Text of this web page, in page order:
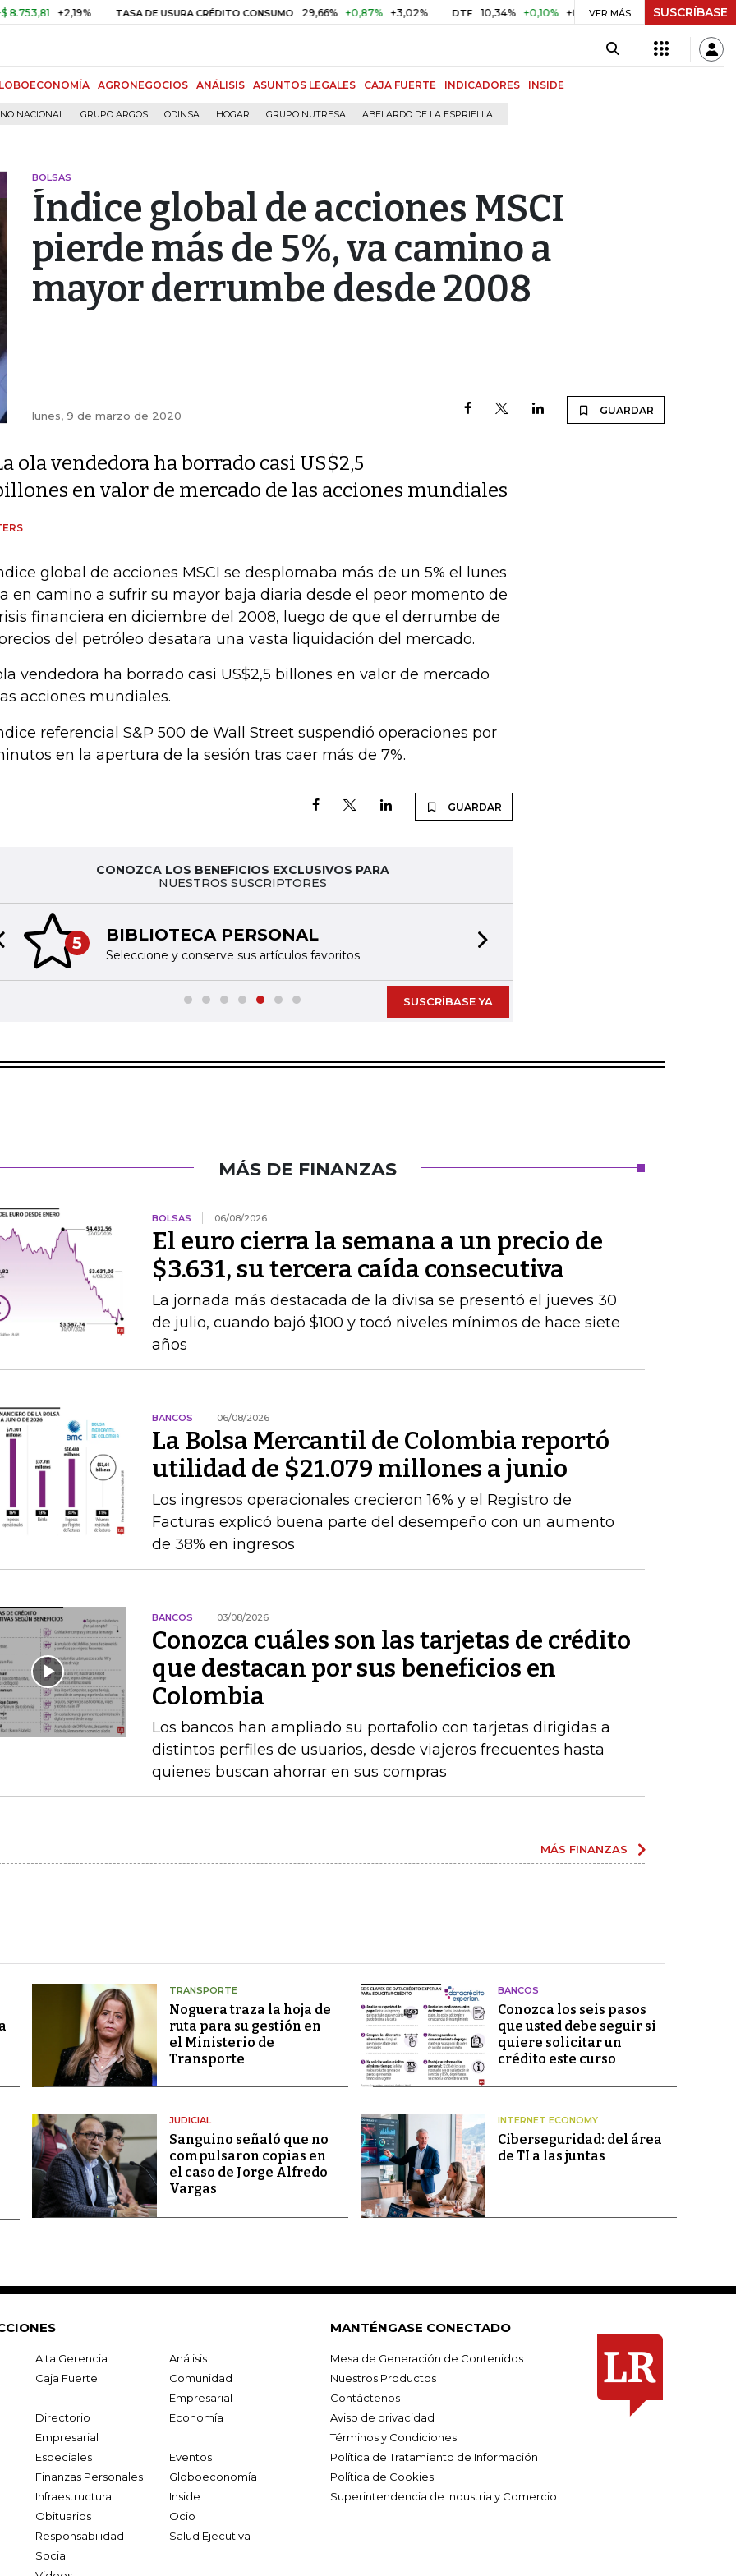
+2,19% TASA DE USURA CRÉDITO CONSUMO 29,66% +0,87% +3,02% DTF 10,34% +0,10% +0,98% UVR $ 416,91 +$ 0,05
VER MÁS SUSCRÍBASE
AGRONEGOCIOS ANÁLISIS ASUNTOS LEGALES CAJA FUERTE INDICADORES INSIDE
NACIONAL GRUPO ARGOS ODINSA HOGAR GRUPO NUTRESA ABELARDO DE LA ESPRIELLA
BOLSAS
Índice global de acciones MSCI
pierde más de 5%, va camino a
mayor derrumbe desde 2008
lunes, 9 de marzo de 2020 GUARDAR
ola vendedora ha borrado casi US$2,5
en valor de mercado de las acciones mundiales
global de acciones MSCI se desplomaba más de un 5% el lunes
en camino a sufrir su mayor baja diaria desde el peor momento de
financiera en diciembre del 2008, luego de que el derrumbe de
del petróleo desatara una vasta liquidación del mercado.
vendedora ha borrado casi US$2,5 billones en valor de mercado
acciones mundiales.
referencial S&P 500 de Wall Street suspendió operaciones por
en la apertura de la sesión tras caer más de 7%.
GUARDAR
CONOZCA LOS BENEFICIOS EXCLUSIVOS PARA
NUESTROS SUSCRIPTORES
5 BIBLIOTECA PERSONAL
Seleccione y conserve sus artículos favoritos
slide
SUSCRÍBASE YA
MÁS DE FINANZAS
BOLSAS 06/08/2026
El euro cierra la semana a un precio de
$3.631, su tercera caída consecutiva
La jornada más destacada de la divisa se presentó el jueves 30
de julio, cuando bajó $100 y tocó niveles mínimos de hace siete
años
BANCOS 06/08/2026
La Bolsa Mercantil de Colombia reportó
utilidad de $21.079 millones a junio
Los ingresos operacionales crecieron 16% y el Registro de
Facturas explicó buena parte del desempeño con un aumento
de 38% en ingresos
BANCOS 03/08/2026
Conozca cuáles son las tarjetas de crédito
que destacan por sus beneficios en
Colombia
Los bancos han ampliado su portafolio con tarjetas dirigidas a
distintos perfiles de usuarios, desde viajeros frecuentes hasta
quienes buscan ahorrar en sus compras
MÁS FINANZAS
TRANSPORTE
Noguera traza la hoja de
ruta para su gestión en
el Ministerio de
Transporte
BANCOS
Conozca los seis pasos
que usted debe seguir si
quiere solicitar un
crédito este curso
JUDICIAL
Sanguino señaló que no
compulsaron copias en
el caso de Jorge Alfredo
Vargas
INTERNET ECONOMY
Ciberseguridad: del área
de TI a las juntas
Alta Gerencia
Análisis
Caja Fuerte
Comunidad
Empresarial
Directorio
Empresarial
Economía
Especiales
Eventos
Finanzas Personales
Globoeconomía
Infraestructura
Inside
Obituarios
Ocio
Responsabilidad
Social
Salud Ejecutiva
MANTÉNGASE CONECTADO
Mesa de Generación de Contenidos
Nuestros Productos
Contáctenos
Aviso de privacidad
Términos y Condiciones
Política de Tratamiento de Información
Política de Cookies
Superintendencia de Industria y Comercio